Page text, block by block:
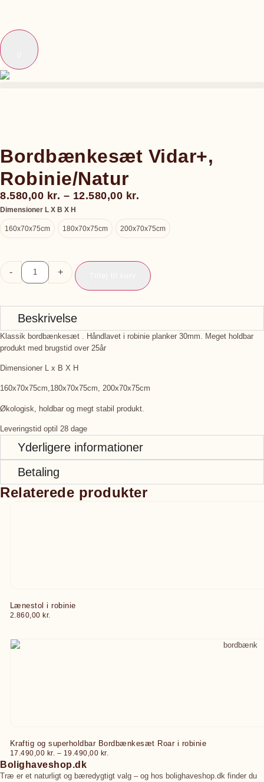
Bordbænkesæt Vidar+,
Robinie/Natur
8.580,00 kr. – 12.580,00 kr.
Dimensioner L X B X H
160x70x75cm 180x70x75cm 200x70x75cm
- +
Beskrivelse
Klassik bordbænkesæt . Håndlavet i robinie planker 30mm. Meget holdbar
produkt med brugstid over 25år
Dimensioner L x B X H
160x70x75cm,180x70x75cm, 200x70x75cm
Økologisk, holdbar og megt stabil produkt.
Leveringstid optil 28 dage
Yderligere informationer
Betaling
Relaterede produkter
Lænestol i robinie
2.860,00 kr.
Kraftig og superholdbar Bordbænkesæt Roar i robinie
17.490,00 kr. – 19.490,00 kr.
Bolighaveshop.dk
Træ er et naturligt og bæredygtigt valg – og hos bolighaveshop.dk finder du